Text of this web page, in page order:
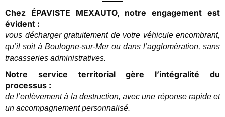
Chez ÉPAVISTE MEXAUTO, notre engagement est
évident :
vous décharger gratuitement de votre véhicule encombrant,
qu’il soit à Boulogne-sur-Mer ou dans l’agglomération, sans
tracasseries administratives.
Notre service territorial gère l’intégralité du
processus :
de l’enlèvement à la destruction, avec une réponse rapide et
un accompagnement personnalisé.